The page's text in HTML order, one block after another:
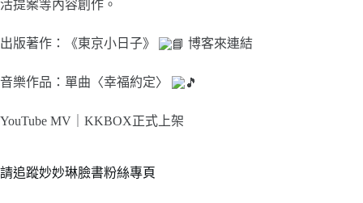
活提案等內容創作。
出版著作：《東京小日子》 博客來連結
音樂作品：單曲〈幸福約定〉
YouTube MV｜ KKBOX正式上架
請追蹤妙妙琳臉書粉絲專頁